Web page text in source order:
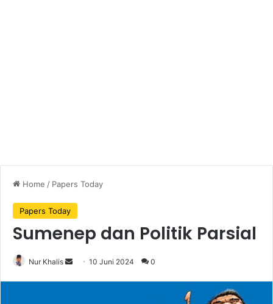
Home / Papers Today
Papers Today
Sumenep dan Politik Parsial
Nur Khalis 10 Juni 2024 0